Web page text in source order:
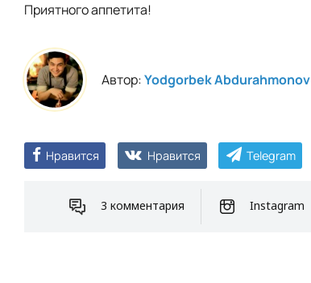
Приятного аппетита!
Автор:Yodgorbek Abdurahmonov
Нравится Нравится Telegram
3 комментария Instagram